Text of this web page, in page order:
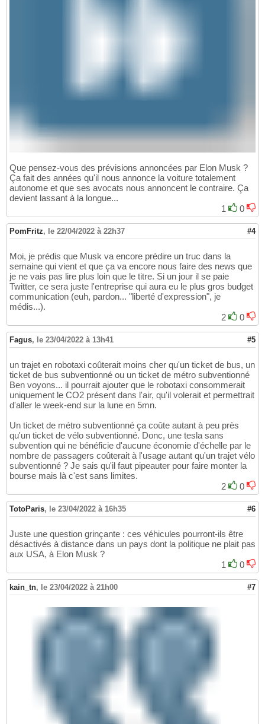
Que pensez-vous des prévisions annoncées par Elon Musk ?
Ça fait des années qu'il nous annonce la voiture totalement
autonome et que ses avocats nous annoncent le contraire. Ça
devient lassant à la longue...
1
0
PomFritz, le 22/04/2022 à 22h37 #4
Moi, je prédis que Musk va encore prédire un truc dans la
semaine qui vient et que ça va encore nous faire des news que
je ne vais pas lire plus loin que le titre. Si un jour il se paie
Twitter, ce sera juste l'entreprise qui aura eu le plus gros budget
communication (euh, pardon... "liberté d'expression", je
médis...).
2
0
Fagus, le 23/04/2022 à 13h41 #5
un trajet en robotaxi coûterait moins cher qu'un ticket de bus, un
ticket de bus subventionné ou un ticket de métro subventionné
Ben voyons... il pourrait ajouter que le robotaxi consommerait
uniquement le CO2 présent dans l'air, qu'il volerait et permettrait
d'aller le week-end sur la lune en 5mn.
Un ticket de métro subventionné ça coûte autant à peu près
qu'un ticket de vélo subventionné. Donc, une tesla sans
subvention qui ne bénéficie d'aucune économie d'échelle par le
nombre de passagers coûterait à l'usage autant qu'un trajet vélo
subventionné ? Je sais qu'il faut pipeauter pour faire monter la
bourse mais là c'est sans limites.
2
0
TotoParis, le 23/04/2022 à 16h35 #6
Juste une question grinçante : ces véhicules pourront-ils être
désactivés à distance dans un pays dont la politique ne plait pas
aux USA, à Elon Musk ?
1
0
kain_tn, le 23/04/2022 à 21h00 #7